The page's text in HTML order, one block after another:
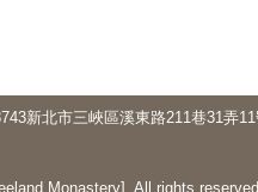
新北市三峽區溪東路211巷31弄
Monastery]. All rights